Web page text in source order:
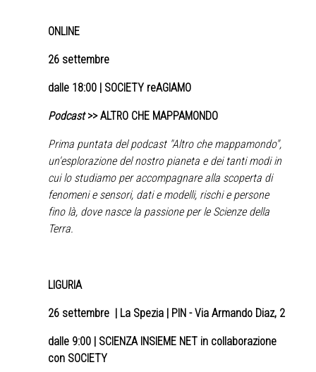
ONLINE
26 settembre
dalle 18:00 | SOCIETY reAGIAMO
Podcast>> ALTRO CHE MAPPAMONDO
Prima puntata del podcast "Altro che mappamondo",
un'esplorazione del nostro pianeta e dei tanti modi in
cui lo studiamo per accompagnare alla scoperta di
fenomeni e sensori, dati e modelli, rischi e persone
fino là, dove nasce la passione per le Scienze della
Terra.
LIGURIA
26 settembre | La Spezia | PIN - Via Armando Diaz, 2
dalle 9:00 | SCIENZA INSIEME NET in collaborazione
con SOCIETY